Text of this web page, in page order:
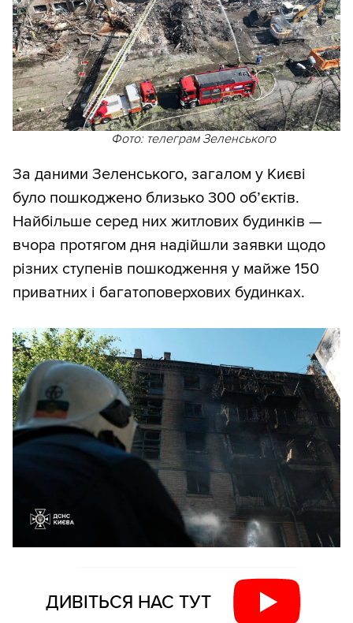
Фото: телеграм Зеленського
За даними Зеленського, загалом у Києві
було пошкоджено близько 300 обʼєктів.
Найбільше серед них житлових будинків —
вчора протягом дня надійшли заявки щодо
різних ступенів пошкодження у майже 150
приватних і багатоповерхових будинках.
ДИВІТЬСЯ НАС ТУТ